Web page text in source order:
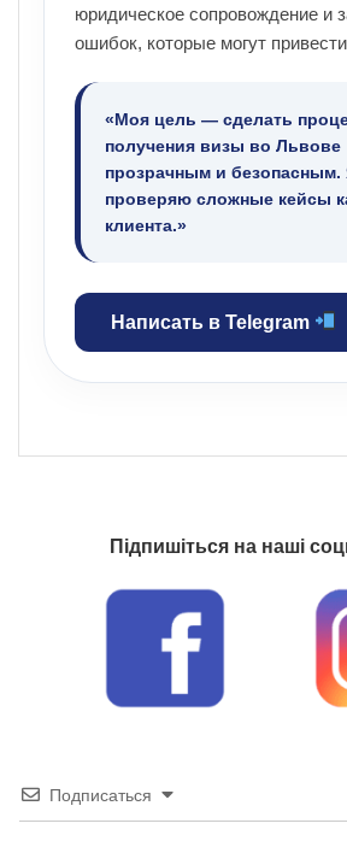
юридическое сопровождение и
ошибок, которые могут привести
«Моя цель — сделать
получения визы во Львове
прозрачным и безопасным.
проверяю сложные кейсы
клиента.»
Написать в Telegram
Підпишіться на наші
Подписаться